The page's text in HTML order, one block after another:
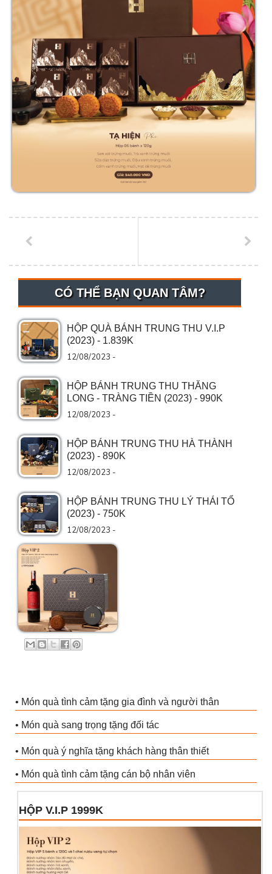
CÓ THỂ BẠN QUAN TÂM?
HỘP QUÀ BÁNH TRUNG THU V.I.P
(2023) - 1.839K
12/08/2023 -
HỘP BÁNH TRUNG THU THĂNG
LONG - TRÀNG TIỀN (2023) - 990K
12/08/2023 -
HỘP BÁNH TRUNG THU HÀ THÀNH
(2023) - 890K
12/08/2023 -
HỘP BÁNH TRUNG THU LÝ THÁI TỔ
(2023) - 750K
12/08/2023 -
• Món quà tình cảm tặng gia đình và người thân
• Món quà sang trọng tặng đối tác
• Món quà ý nghĩa tặng khách hàng thân thiết
• Món quà tình cảm tặng cán bộ nhân viên
HỘP V.I.P 1999K